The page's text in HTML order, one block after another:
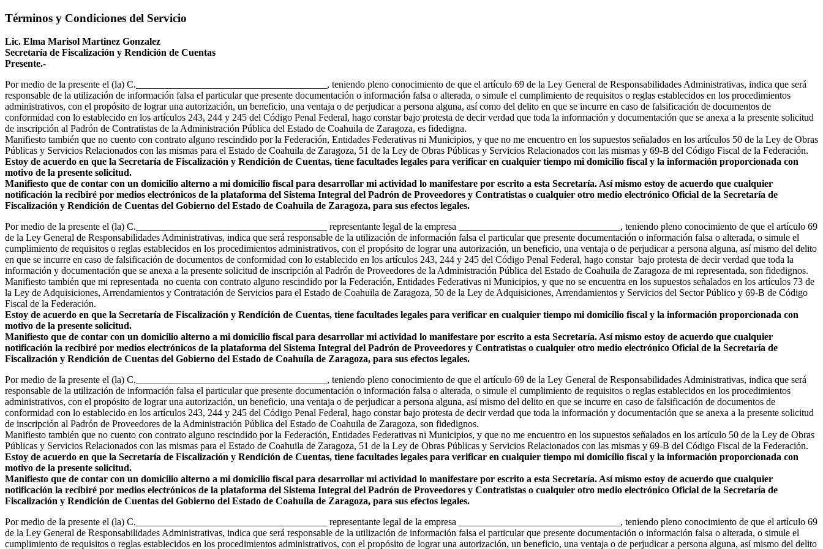
Términos y Condiciones del Servicio
Lic. Elma Marisol Martinez Gonzalez
Secretaría de Fiscalización y Rendición de Cuentas
Presente.-
Por medio de la presente el (la) C._______________________________________, teniendo pleno conocimiento de que el artículo 69 de la Ley General de Responsabilidades Administrativas, indica que será
responsable de la utilización de información falsa el particular que presente documentación o información falsa o alterada, o simule el cumplimiento de requisitos o reglas establecidos en los procedimientos
administrativos, con el propósito de lograr una autorización, un beneficio, una ventaja o de perjudicar a persona alguna, así como del delito en que se incurre en caso de falsificación de documentos de
conformidad con lo establecido en los artículos 243, 244 y 245 del Código Penal Federal, hago constar bajo protesta de decir verdad que toda la información y documentación que se anexa a la presente solicitud
de inscripción al Padrón de Contratistas de la Administración Pública del Estado de Coahuila de Zaragoza, es fidedigna.
Manifiesto también que no cuento con contrato alguno rescindido por la Federación, Entidades Federativas ni Municipios, y que no me encuentro en los supuestos señalados en los artículos 50 de la Ley de Obras
Públicas y Servicios Relacionados con las mismas para el Estado de Coahuila de Zaragoza, 51 de la Ley de Obras Públicas y Servicios Relacionados con las mismas y 69-B del Código Fiscal de la Federación.
Estoy de acuerdo en que la Secretaría de Fiscalización y Rendición de Cuentas, tiene facultades legales para verificar en cualquier tiempo mi domicilio fiscal y la información proporcionada con
motivo de la presente solicitud.
Manifiesto que de contar con un domicilio alterno a mi domicilio fiscal para desarrollar mi actividad lo manifestare por escrito a esta Secretaría. Así mismo estoy de acuerdo que cualquier
notificación la recibiré por medios electrónicos de la plataforma del Sistema Integral del Padrón de Proveedores y Contratistas o cualquier otro medio electrónico Oficial de la Secretaría de
Fiscalización y Rendición de Cuentas del Gobierno del Estado de Coahuila de Zaragoza, para sus efectos legales.
Por medio de la presente el (la) C._______________________________________ representante legal de la empresa _________________________________, teniendo pleno conocimiento de que el artículo 69
de la Ley General de Responsabilidades Administrativas, indica que será responsable de la utilización de información falsa el particular que presente documentación o información falsa o alterada, o simule el
cumplimiento de requisitos o reglas establecidos en los procedimientos administrativos, con el propósito de lograr una autorización, un beneficio, una ventaja o de perjudicar a persona alguna, así mismo del delito
en que se incurre en caso de falsificación de documentos de conformidad con lo establecido en los artículos 243, 244 y 245 del Código Penal Federal, hago constar bajo protesta de decir verdad que toda la
información y documentación que se anexa a la presente solicitud de inscripción al Padrón de Proveedores de la Administración Pública del Estado de Coahuila de Zaragoza de mi representada, son fidedignos.
Manifiesto también que mi representada no cuenta con contrato alguno rescindido por la Federación, Entidades Federativas ni Municipios, y que no se encuentra en los supuestos señalados en los artículos 73 de
la Ley de Adquisiciones, Arrendamientos y Contratación de Servicios para el Estado de Coahuila de Zaragoza, 50 de la Ley de Adquisiciones, Arrendamientos y Servicios del Sector Público y 69-B de Código
Fiscal de la Federación.
Estoy de acuerdo en que la Secretaría de Fiscalización y Rendición de Cuentas, tiene facultades legales para verificar en cualquier tiempo mi domicilio fiscal y la información proporcionada con
motivo de la presente solicitud.
Manifiesto que de contar con un domicilio alterno a mi domicilio fiscal para desarrollar mi actividad lo manifestare por escrito a esta Secretaría. Así mismo estoy de acuerdo que cualquier
notificación la recibiré por medios electrónicos de la plataforma del Sistema Integral del Padrón de Proveedores y Contratistas o cualquier otro medio electrónico Oficial de la Secretaría de
Fiscalización y Rendición de Cuentas del Gobierno del Estado de Coahuila de Zaragoza, para sus efectos legales.
Por medio de la presente el (la) C._______________________________________, teniendo pleno conocimiento de que el artículo 69 de la Ley General de Responsabilidades Administrativas, indica que será
responsable de la utilización de información falsa el particular que presente documentación o información falsa o alterada, o simule el cumplimiento de requisitos o reglas establecidos en los procedimientos
administrativos, con el propósito de lograr una autorización, un beneficio, una ventaja o de perjudicar a persona alguna, así mismo del delito en que se incurre en caso de falsificación de documentos de
conformidad con lo establecido en los artículos 243, 244 y 245 del Código Penal Federal, hago constar bajo protesta de decir verdad que toda la información y documentación que se anexa a la presente solicitud
de inscripción al Padrón de Proveedores de la Administración Pública del Estado de Coahuila de Zaragoza, son fidedignos.
Manifiesto también que no cuento con contrato alguno rescindido por la Federación, Entidades Federativas ni Municipios, y que no me encuentro en los supuestos señalados en los artículo 50 de la Ley de Obras
Públicas y Servicios Relacionados con las mismas para el Estado de Coahuila de Zaragoza, 51 de la Ley de Obras Públicas y Servicios Relacionados con las mismas y 69-B del Código Fiscal de la Federación.
Estoy de acuerdo en que la Secretaría de Fiscalización y Rendición de Cuentas, tiene facultades legales para verificar en cualquier tiempo mi domicilio fiscal y la información proporcionada con
motivo de la presente solicitud.
Manifiesto que de contar con un domicilio alterno a mi domicilio fiscal para desarrollar mi actividad lo manifestare por escrito a esta Secretaría. Así mismo estoy de acuerdo que cualquier
notificación la recibiré por medios electrónicos de la plataforma del Sistema Integral del Padrón de Proveedores y Contratistas o cualquier otro medio electrónico Oficial de la Secretaría de
Fiscalización y Rendición de Cuentas del Gobierno del Estado de Coahuila de Zaragoza, para sus efectos legales.
Por medio de la presente el (la) C._______________________________________ representante legal de la empresa _________________________________, teniendo pleno conocimiento de que el artículo 69
de la Ley General de Responsabilidades Administrativas, indica que será responsable de la utilización de información falsa el particular que presente documentación o información falsa o alterada, o simule el
cumplimiento de requisitos o reglas establecidos en los procedimientos administrativos, con el propósito de lograr una autorización, un beneficio, una ventaja o de perjudicar a persona alguna, así mismo del delito